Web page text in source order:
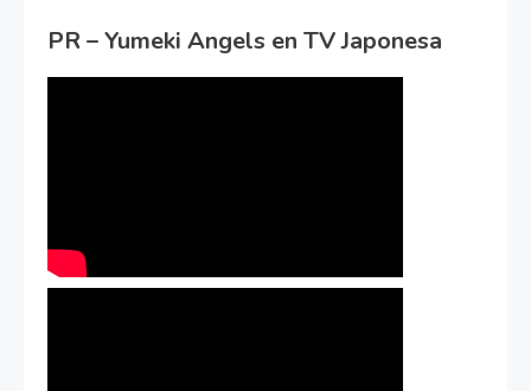
PR – Yumeki Angels en TV Japonesa